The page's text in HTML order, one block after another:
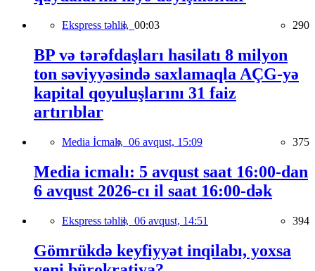
Ekspress təhlil, 00:03 290
BP və tərəfdaşları hasilatı 8 milyon
ton səviyyəsində saxlamaqla AÇG-yə
kapital qoyuluşlarını 31 faiz
artırıblar
Media İcmalı, 06 avqust, 15:09 375
Media icmalı: 5 avqust saat 16:00-dan
6 avqust 2026-cı il saat 16:00-dək
Ekspress təhlil, 06 avqust, 14:51 394
Gömrükdə keyfiyyət inqilabı, yoxsa